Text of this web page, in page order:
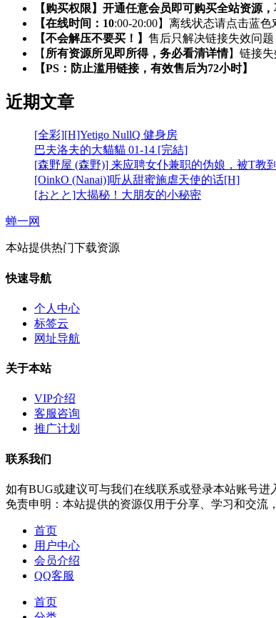
【购买权限】开通任意会员即可购买全站资源
【在线时间：10:00-20:00】离线状态请点击蓝
【不会解压不要买！】 售后只解决链接失效问
【 所有资源所见即所得，务必看清详情】链接失
【PS：防止滥用链接，有效售后为72小时】
近期文章
[全彩][H]Yetigo NullQ 健身房
巴夫洛夫的大貓貓 01-14 [完結]
[森野屋 (森野)] 来应聘女仆兼职的伪娘，被T教
[OinkO (Nanai)]听从甜蜜施虐天使的话[H]
[おとと]大揭秘！大朋友的小秘密
蝉一网
本站提供热门下载资源
快速导航
个人中心
标签云
网址导航
关于本站
VIP介绍
客服咨询
推广计划
联系我们
如有BUG或建议可与我们在线联系或登录本站账号进
免责申明：本站提供的资源仅用于分享、学习和交流
首页
用户中心
会员介绍
QQ客服
首页